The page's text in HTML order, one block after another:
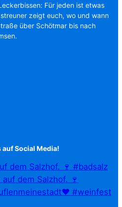
Für jeden ist etwas
zeigt euch, wo und wann
über Schötmar bis nach
Social Media!
dem Salzhof. 🍷 #badsalz